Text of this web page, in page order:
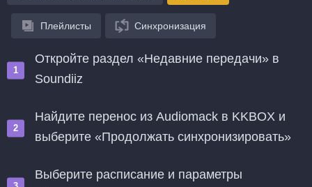
Плейлисты Синхронизация
Откройте раздел «Недавние передачи» в
Soundiiz
Найдите перенос из Audiomack в KKBOX и
выберите «Продолжать синхронизировать»
Выберите расписание и параметры